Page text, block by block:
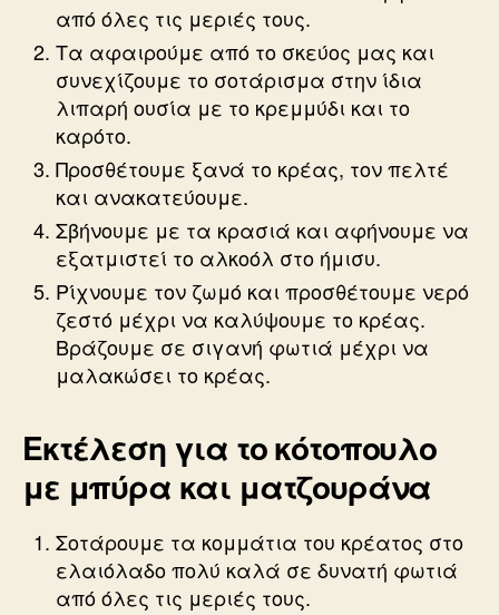
από όλες τις μεριές τους.
Τα αφαιρούμε από το σκεύος μας και
συνεχίζουμε το σοτάρισμα στην ίδια
λιπαρή ουσία με το κρεμμύδι και το
καρότο.
Προσθέτουμε ξανά το κρέας, τον πελτέ
και ανακατεύουμε.
Σβήνουμε με τα κρασιά και αφήνουμε να
εξατμιστεί το αλκοόλ στο ήμισυ.
Ρίχνουμε τον ζωμό και προσθέτουμε νερό
ζεστό μέχρι να καλύψουμε το κρέας.
Βράζουμε σε σιγανή φωτιά μέχρι να
μαλακώσει το κρέας.
Εκτέλεση για το κότοπουλο
με μπύρα και ματζουράνα
Σοτάρουμε τα κομμάτια του κρέατος στο
ελαιόλαδο πολύ καλά σε δυνατή φωτιά
από όλες τις μεριές τους.